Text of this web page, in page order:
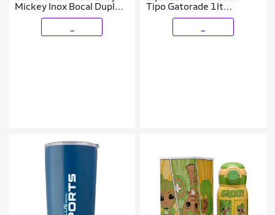
Mickey Inox Bocal Duplo
500ML
Tipo Gatorade 1lt
Rythmoon S/ Logo